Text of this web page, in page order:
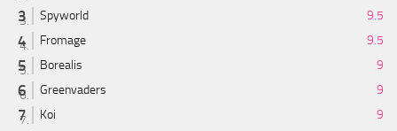
Spyworld
9.5
Fromage
9.5
Borealis
9
Greenvaders
9
Koi
9